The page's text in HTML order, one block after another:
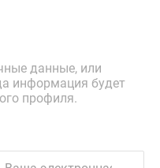
данные, или
информация будет
профиля.